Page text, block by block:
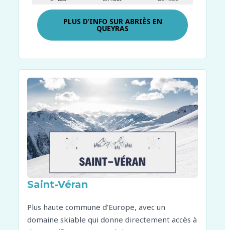
PLUS D’INFO SUR ABRIÈS EN
QUEYRAS
Saint-Véran
Plus haute commune d’Europe, avec un
domaine skiable qui donne directement accès à